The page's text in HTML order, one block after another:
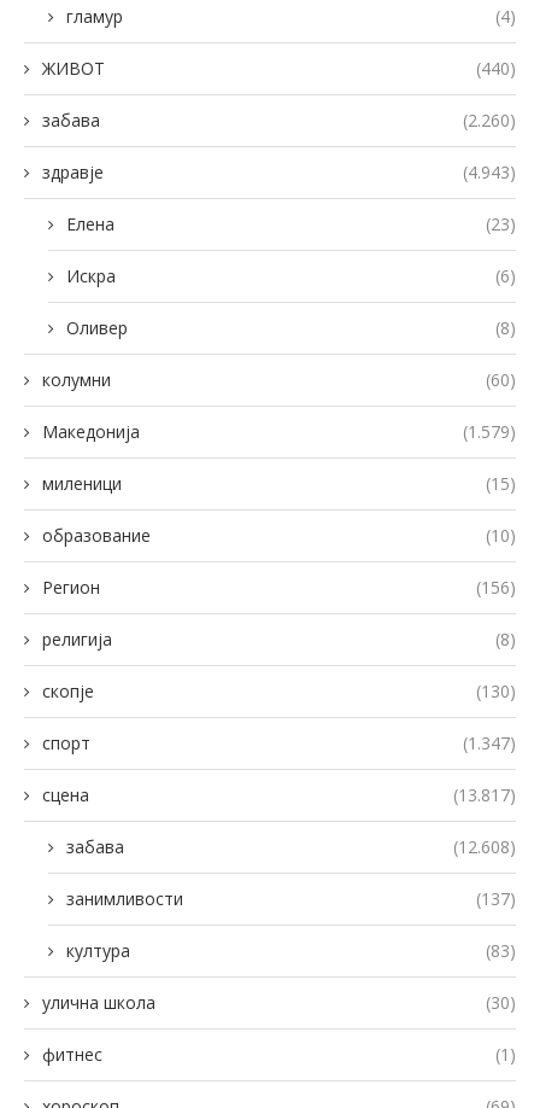
гламур (4)
ЖИВОТ (440)
забава (2.260)
здравје (4.943)
Елена (23)
Искра (6)
Оливер (8)
колумни (60)
Македонија (1.579)
миленици (15)
образование (10)
Регион (156)
религија (8)
скопје (130)
спорт (1.347)
сцена (13.817)
забава (12.608)
занимливости (137)
култура (83)
улична школа (30)
фитнес (1)